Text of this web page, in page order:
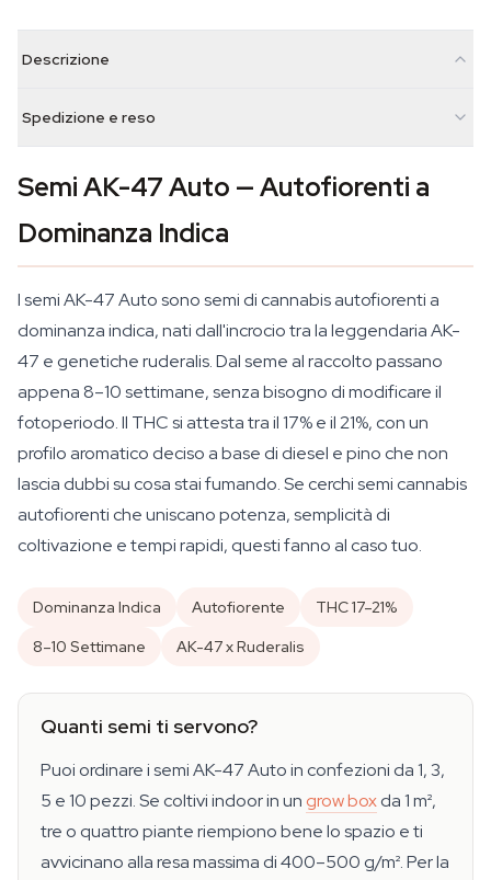
Descrizione
Spedizione e reso
Semi AK-47 Auto — Autofiorenti a
Dominanza Indica
I semi AK-47 Auto sono semi di cannabis autofiorenti a
dominanza indica, nati dall'incrocio tra la leggendaria AK-
47 e genetiche ruderalis. Dal seme al raccolto passano
appena 8–10 settimane, senza bisogno di modificare il
fotoperiodo. Il THC si attesta tra il 17% e il 21%, con un
profilo aromatico deciso a base di diesel e pino che non
lascia dubbi su cosa stai fumando. Se cerchi semi cannabis
autofiorenti che uniscano potenza, semplicità di
coltivazione e tempi rapidi, questi fanno al caso tuo.
Dominanza Indica Autofiorente
THC 17–21%
8–10 Settimane
AK-47 x Ruderalis
Quanti semi ti servono?
Puoi ordinare i semi AK-47 Auto in confezioni da 1, 3,
5 e 10 pezzi. Se coltivi indoor in un grow boxda 1 m²,
tre o quattro piante riempiono bene lo spazio e ti
avvicinano alla resa massima di 400–500 g/m². Per la